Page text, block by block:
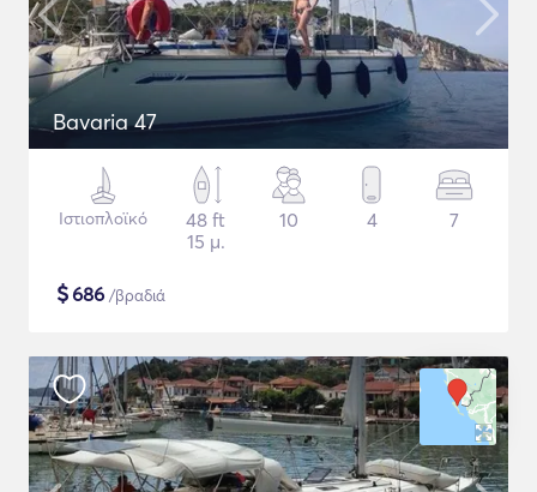
Bavaria 47
Ιστιοπλοϊκό
48 ft
15 μ.
10 4 7
$686 /βραδιά